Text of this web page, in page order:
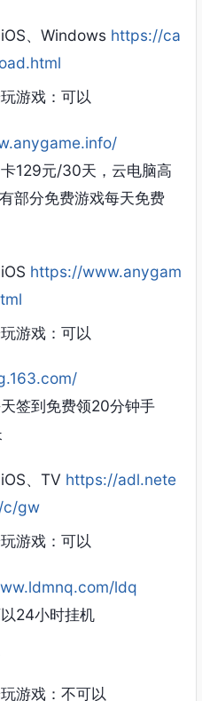
、Windows https://ca
游戏：可以
129元/30天，云电脑高
部分免费游戏每天免费
https://www.anygam
游戏：可以
签到免费领20分钟手
、TV https://adl.nete
c/gw
游戏：可以
ldq
24小时挂机
游戏：不可以